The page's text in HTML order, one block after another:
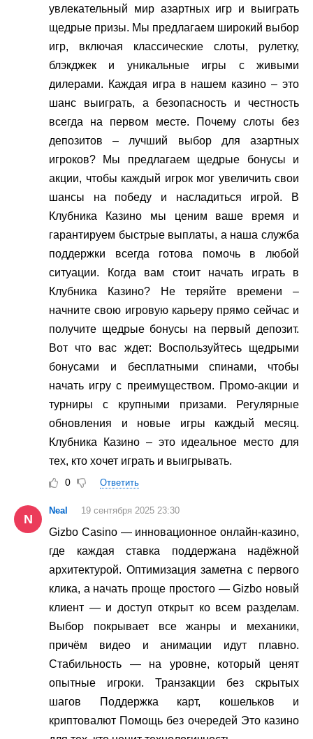
увлекательный мир азартных игр и выиграть
щедрые призы. Мы предлагаем широкий выбор
игр, включая классические слоты, рулетку,
блэкджек и уникальные игры с живыми
дилерами. Каждая игра в нашем казино – это
шанс выиграть, а безопасность и честность
всегда на первом месте. Почему слоты без
депозитов – лучший выбор для азартных
игроков? Мы предлагаем щедрые бонусы и
акции, чтобы каждый игрок мог увеличить свои
шансы на победу и насладиться игрой. В
Клубника Казино мы ценим ваше время и
гарантируем быстрые выплаты, а наша служба
поддержки всегда готова помочь в любой
ситуации. Когда вам стоит начать играть в
Клубника Казино? Не теряйте времени –
начните свою игровую карьеру прямо сейчас и
получите щедрые бонусы на первый депозит.
Вот что вас ждет: Воспользуйтесь щедрыми
бонусами и бесплатными спинами, чтобы
начать игру с преимуществом. Промо-акции и
турниры с крупными призами. Регулярные
обновления и новые игры каждый месяц.
Клубника Казино – это идеальное место для
тех, кто хочет играть и выигрывать.
0 Ответить
N
Neal 19 сентября 2025 23:30
Gizbo Casino — инновационное онлайн-казино,
где каждая ставка поддержана надёжной
архитектурой. Оптимизация заметна с первого
клика, а начать проще простого — Gizbo новый
клиент — и доступ открыт ко всем разделам.
Выбор покрывает все жанры и механики,
причём видео и анимации идут плавно.
Стабильность — на уровне, который ценят
опытные игроки. Транзакции без скрытых
шагов Поддержка карт, кошельков и
криптовалют Помощь без очередей Это казино